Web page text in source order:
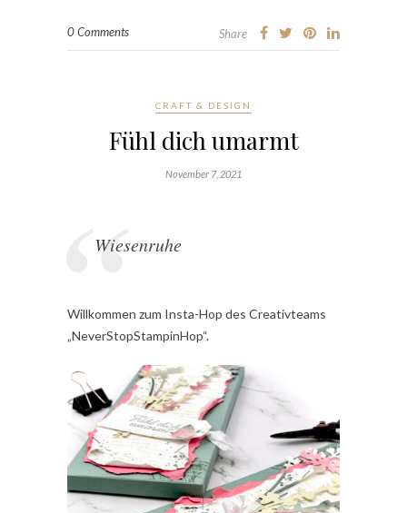
0 Comments Share
CRAFT & DESIGN
Fühl dich umarmt
November 7, 2021
Wiesenruhe
Willkommen zum Insta-Hop des Creativteams
„NeverStopStampinHop“.